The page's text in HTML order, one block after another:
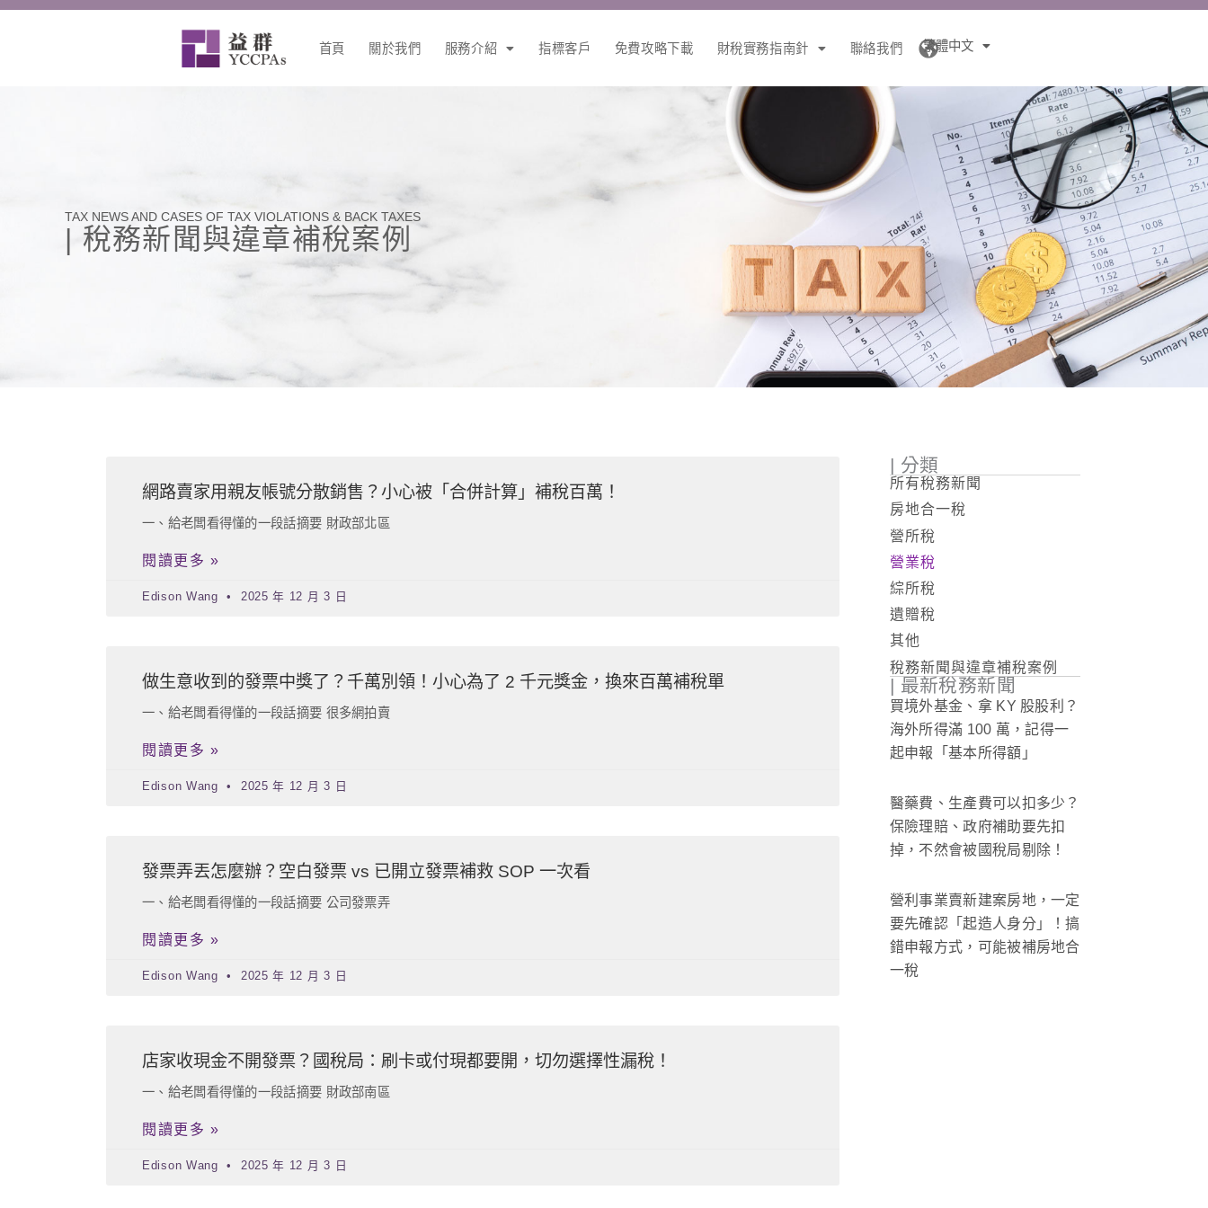
跳
首頁 關於我們 服務介紹 指標客戶 免費攻略下載 財稅實務指南針 聯絡我們 繁體中文
TAX NEWS AND CASES OF TAX VIOLATIONS & BACK TAXES
| 稅務新聞與違章補稅案例
網路賣家用親友帳號分散銷售？小心被「合併計算」補稅百萬！
一、給老闆看得懂的一段話摘要 財政部北區
閱讀更多 »
Edison Wang 2025 年 12 月 3 日
做生意收到的發票中獎了？千萬別領！小心為了 2 千元獎金，換來百萬補稅單
一、給老闆看得懂的一段話摘要 很多網拍賣
閱讀更多 »
Edison Wang 2025 年 12 月 3 日
發票弄丟怎麼辦？空白發票 vs 已開立發票補救 SOP 一次看
一、給老闆看得懂的一段話摘要 公司發票弄
閱讀更多 »
Edison Wang 2025 年 12 月 3 日
店家收現金不開發票？國稅局：刷卡或付現都要開，切勿選擇性漏稅！
一、給老闆看得懂的一段話摘要 財政部南區
閱讀更多 »
Edison Wang 2025 年 12 月 3 日
面面
| 分類
所有稅務新聞
房地合一稅
營所稅
營業稅
綜所稅
遺贈稅
其他
稅務新聞與違章補稅案例
| 最新稅務新聞
買境外基金、拿 KY 股股利？
海外所得滿 100 萬，記得一
起申報「基本所得額」
醫藥費、生產費可以扣多少？
保險理賠、政府補助要先扣
掉，不然會被國稅局剔除！
營利事業賣新建案房地，一定
要先確認「起造人身分」！搞
錯申報方式，可能被補房地合
一稅